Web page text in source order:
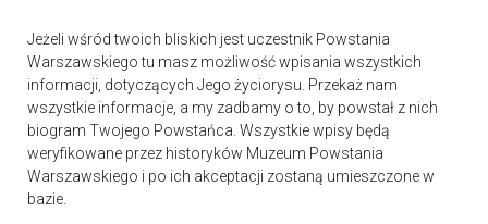
Jeżeli wśród twoich bliskich jest uczestnik Powstania
Warszawskiego tu masz możliwość wpisania wszystkich
informacji, dotyczących Jego życiorysu. Przekaż nam
wszystkie informacje, a my zadbamy o to, by powstał z nich
biogram Twojego Powstańca. Wszystkie wpisy będą
weryfikowane przez historyków Muzeum Powstania
Warszawskiego i po ich akceptacji zostaną umieszczone w
bazie.